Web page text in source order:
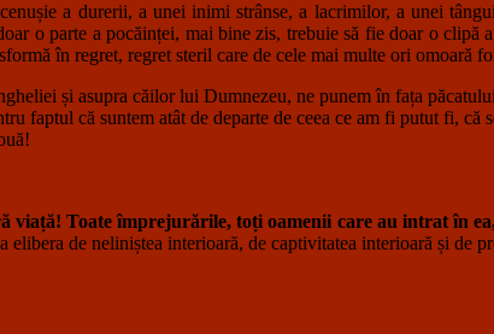
a durerii, a unei inimi strânse, a lacrimilor, a unei
o parte a pocăinței, mai bine zis, trebuie să fie doar o clipă
în regret, regret steril care de cele mai multe ori omoară
și asupra căilor lui Dumnezeu, ne punem în fața
faptul că suntem atât de departe de ceea ce am fi putut fi,
viață! Toate împrejurările, toți oamenii care au intrat în
elibera de neliniștea interioară, de captivitatea interioară și de